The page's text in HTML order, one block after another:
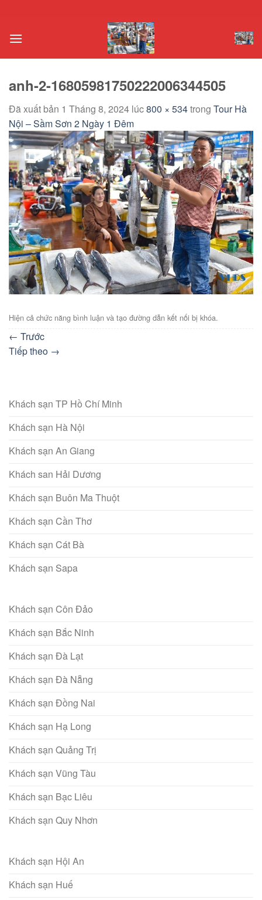
nội
anh-2-16805981750222006344505
Đã xuất bản 1 Tháng 8, 2024 lúc800 × 534trong Tour Hà
Nội – Sầm Sơn 2 Ngày 1 Đêm
Hiện cả chức năng bình luận và tạo đường dẫn kết nối bị khóa.
← Trước
Tiếp theo →
Khách sạn TP Hồ Chí Minh
Khách sạn Hà Nội
Khách sạn An Giang
Khách san Hải Dương
Khách sạn Buôn Ma Thuột
Khách sạn Cần Thơ
Khách sạn Cát Bà
Khách sạn Sapa
Khách sạn Côn Đảo
Khách sạn Bắc Ninh
Khách sạn Đà Lạt
Khách sạn Đà Nẵng
Khách sạn Đồng Nai
Khách sạn Hạ Long
Khách sạn Quảng Trị
Khách sạn Vũng Tàu
Khách sạn Bạc Liêu
Khách sạn Quy Nhơn
Khách sạn Hội An
Khách sạn Huế